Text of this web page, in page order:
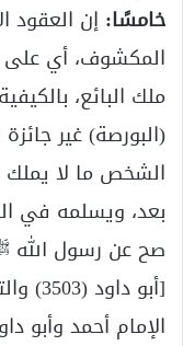
خامسًا: إن العقود
المكشوف، أي
ملك البائع،
(البورصة) غير
الشخص ما لا يملك
بعد، ويسلمه في
صح عن رسول الله
الإمام أحمد وأبو